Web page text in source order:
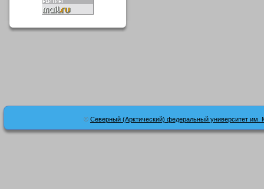
© Северный (Арктический) федеральный университет